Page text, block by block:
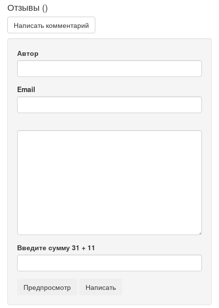
Отзывы ()
Написать комментарий
Автор
Email
Введите сумму 31 + 11